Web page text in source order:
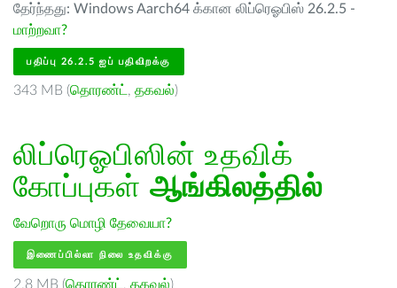
தேர்ந்தது: Windows Aarch64 க்கான லிப்ரெஓபிஸ் 26.2.5 -
மாற்றவா?
பதிப்பு 26.2.5 ஐப் பதிவிறக்கு
343 MB (தொரண்ட் , தகவல்)
லிப்ரெஓபிஸின் உதவிக்
கோப்புகள் ஆங்கிலத்தில்
வேறொரு மொழி தேவையா?
இணைப்பில்லா நிலை உதவிக்கு
2.8 MB (தொரண்ட் , தகவல்)